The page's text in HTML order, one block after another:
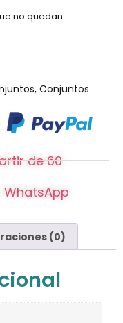
no quedan
, Conjuntos
de 60
(0)